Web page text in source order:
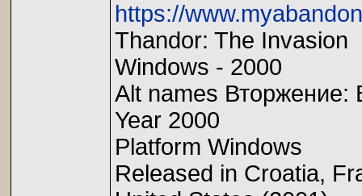
https://
Thandor: The Invasion
Windows - 2000
Alt names
Year 2000
Platform Windows
Released in Croatia,